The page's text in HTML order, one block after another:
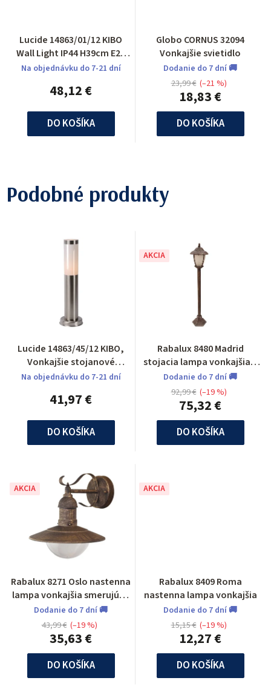
Lucide 14863/01/12 KIBO
Wall Light IP44 H39cm E27
Satin Chrome
Na objednávku do 7-21 dní
48,12 €
DO KOŠÍKA
Globo CORNUS 32094
Vonkajšie svietidlo
Dodanie do 7 dní 🚚
18,83 €
23,99 € (–21 %)
DO KOŠÍKA
Podobné produkty
Lucide 14863/45/12 KIBO,
Vonkajšie stojanové
svietidlo
Na objednávku do 7-21 dní
41,97 €
DO KOŠÍKA
AKCIA
Rabalux 8480 Madrid
stojacia lampa vonkajšia 1
m
Dodanie do 7 dní 🚚
75,32 €
92,99 € (–19 %)
DO KOŠÍKA
AKCIA
Rabalux 8271 Oslo nastenna
lampa vonkajšia smerujúca
nadol
Dodanie do 7 dní 🚚
35,63 €
43,99 € (–19 %)
DO KOŠÍKA
AKCIA
Rabalux 8409 Roma
nastenna lampa vonkajšia
Dodanie do 7 dní 🚚
12,27 €
15,15 € (–19 %)
DO KOŠÍKA